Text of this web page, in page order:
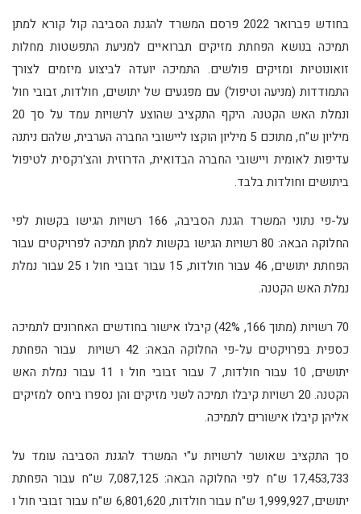
בחודש פברואר 2022 פרסם המשרד להגנת הסביבה קול קורא למתן
תמיכה בנושא הפחתת מזיקים תברואיים למניעת התפשטות מחלות
זואונוטיות ומזיקים פולשים. התמיכה יועדה לביצוע מיזמים לצורך
התמודדות (מניעה וטיפול) עם מפגעים של יתושים, חולדות, זבובי חול
ונמלת האש הקטנה. היקף התקציב שהוצע לרשויות עמד על סך 20
מיליון ש"ח, מתוכם 5 מיליון הוקצו ליישובי החברה הערבית, שלהם ניתנה
עדיפות לאומית ויישובי החברה הבדואית, הדרוזית והצ'רקסית לטיפול
ביתושים וחולדות בלבד.
על-פי נתוני המשרד הגנת הסביבה, 166 רשויות הגישו בקשות לפי
החלוקה הבאה: 80 רשויות הגישו בקשות למתן תמיכה לפרויקטים עבור
הפחתת יתושים, 46 עבור חולדות, 15 עבור זבובי חול ו 25 עבור נמלת
נמלת האש הקטנה.
70 רשויות (מתוך 166, 42%) קיבלו אישור בחודשים האחרונים לתמיכה
כספית בפרויקטים על-פי החלוקה הבאה: 42 רשויות עבור הפחתת
יתושים, 10 עבור חולדות, 7 עבור זבובי חול ו 11 עבור נמלת האש
הקטנה. 20 רשויות קיבלו תמיכה לשני מזיקים והן נספרו ביחס למזיקים
אליהן קיבלו אישורים לתמיכה.
סך התקציב שאושר לרשויות ע"י המשרד להגנת הסביבה עומד על
17,453,733 ש"ח לפי החלוקה הבאה: 7,087,125 ש"ח עבור הפחתת
יתושים, 1,999,927 ש"ח עבור חולדות, 6,801,620 ש"ח עבור זבובי חול ו